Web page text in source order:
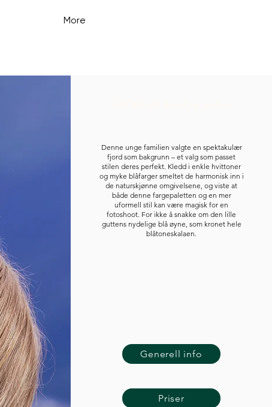
More
Denne unge familien valgte en spektakulær
fjord som bakgrunn – et valg som passet
stilen deres perfekt. Kledd i enkle hvittoner
og myke blåfarger smeltet de harmonisk inn i
de naturskjønne omgivelsene, og viste at
både denne fargepaletten og en mer
uformell stil kan være magisk for en
fotoshoot. For ikke å snakke om den lille
guttens nydelige blå øyne, som kronet hele
blåtoneskalaen.
Generell info
Priser